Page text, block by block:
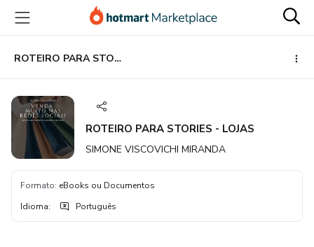
para
conteúdo
principal
para
pagamento
para
rodapé
ROTEIRO PARA STORIES - LOJAS
ROTEIRO PARA STORIES - LOJAS
SIMONE VISCOVICHI MIRANDA
Formato: eBooks ou Documentos
Idioma: Português